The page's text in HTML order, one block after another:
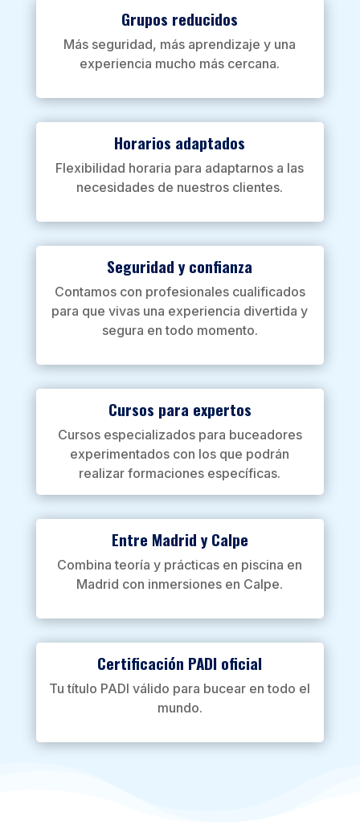
Grupos reducidos
Más seguridad, más aprendizaje y una
experiencia mucho más cercana.
Horarios adaptados
Flexibilidad horaria para adaptarnos a las
necesidades de nuestros clientes.
Seguridad y confianza
Contamos con profesionales cualificados
para que vivas una experiencia divertida y
segura en todo momento.
Cursos para expertos
Cursos especializados para buceadores
experimentados con los que podrán
realizar formaciones específicas.
Entre Madrid y Calpe
Combina teoría y prácticas en piscina en
Madrid con inmersiones en Calpe.
Certificación PADI oficial
Tu título PADI válido para bucear en todo el
mundo.